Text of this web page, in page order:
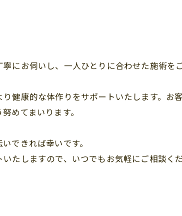
にお伺いし、一人ひとりに合わせた施術を
健康的な体作りをサポートいたします。お
めてまいります。
できれば幸いです。
たしますので、いつでもお気軽にご相談くだ